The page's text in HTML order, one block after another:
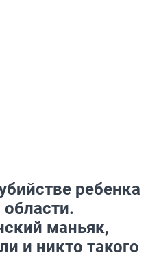
ребенка
маньяк,
и никто такого